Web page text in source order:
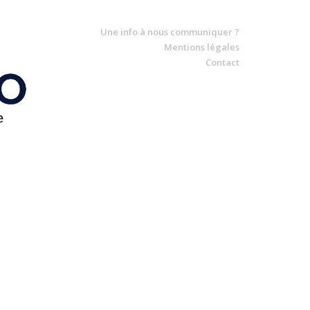
Une info à nous communiquer ?
Mentions légales
Contact